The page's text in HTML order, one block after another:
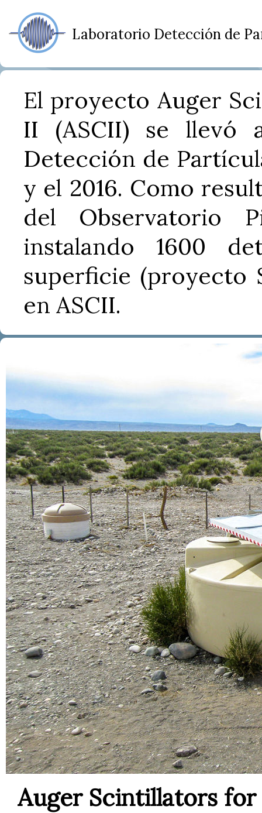
Laboratorio Detección de
El proyecto Auger
II (ASCII) se llevó
Detección de
y el 2016. Como
del Observatorio
instalando 1600
superficie (proyecto
en ASCII.
Auger Scintillators